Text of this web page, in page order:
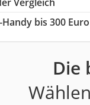
bis 300
Die